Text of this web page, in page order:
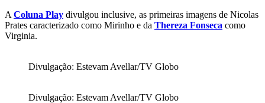
A Coluna Play divulgou inclusive, as primeiras imagens de Nicolas
Prates caracterizado como Mirinho e da Thereza Fonseca como
Virginia.
Divulgação: Estevam Avellar/TV Globo
Divulgação: Estevam Avellar/TV Globo